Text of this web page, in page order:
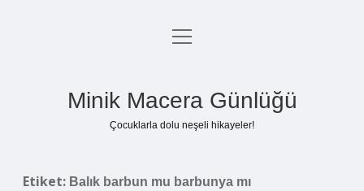
Anasayfa
menüyü
Minik Macera Günlüğü
Çocuklarla dolu neşeli hikayeler!
Etiket: Balık barbun mu barbunya mı